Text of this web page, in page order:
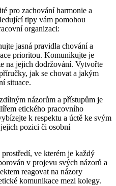
pro zachování harmonie a
tipy vám pomohou
organizaci:
jasná pravidla chování a
prioritou. Komunikujte je
na jejich dodržování. Vytvořte
jak se chovat a jakým
situace.
názorům a přístupům je
etického pracovního
k respektu a úctě ke svým
pozici či osobní
ve kterém je každý
v projevu svých názorů a
reagovat na názory
komunikace mezi kolegy.